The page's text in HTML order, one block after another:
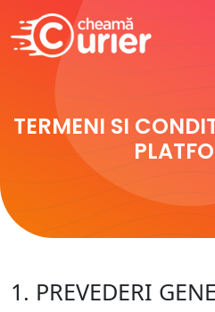
TERMENI SI
1. PREVEDERI